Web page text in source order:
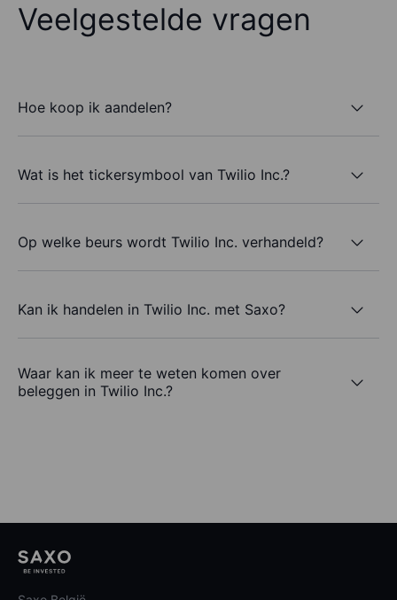
Veelgestelde vragen
Hoe koop ik aandelen?
Wat is het tickersymbool van Twilio Inc.?
Op welke beurs wordt Twilio Inc. verhandeld?
Kan ik handelen in Twilio Inc. met Saxo?
Waar kan ik meer te weten komen over
beleggen in Twilio Inc.?